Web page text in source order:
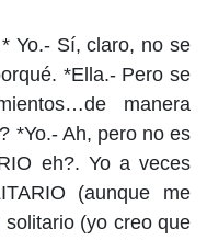
Yo.- Sí, claro, no se
*Ella.- Pero se
manera
*Yo.- Ah, pero no es
eh?. Yo a veces
(aunque me
solitario (yo creo que